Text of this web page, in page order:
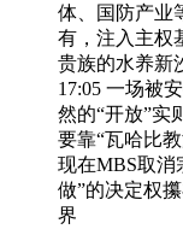
体、国防产业
有，注入主权
贵族的水养新
17:05 一场被
然的“开放”实
要靠“瓦哈比
现在MBS取消
做”的决定权
界